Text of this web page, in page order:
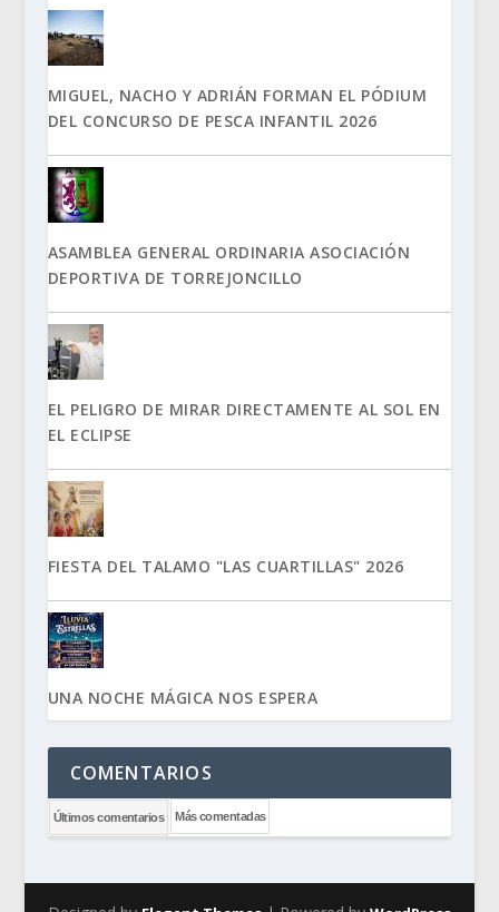
MIGUEL, NACHO Y ADRIÁN FORMAN EL PÓDIUM
DEL CONCURSO DE PESCA INFANTIL 2026
ASAMBLEA GENERAL ORDINARIA ASOCIACIÓN
DEPORTIVA DE TORREJONCILLO
EL PELIGRO DE MIRAR DIRECTAMENTE AL SOL EN
EL ECLIPSE
FIESTA DEL TALAMO "LAS CUARTILLAS" 2026
UNA NOCHE MÁGICA NOS ESPERA
COMENTARIOS
Últimos comentarios Más comentadas